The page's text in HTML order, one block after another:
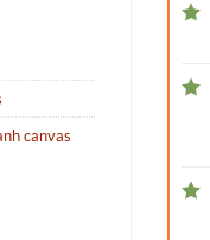
canvas